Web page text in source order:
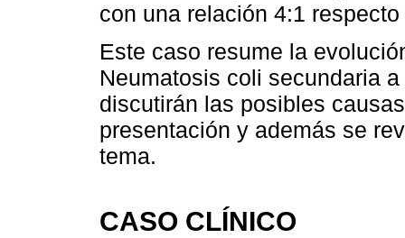
con una relación 4:1
Este caso resume la
Neumatosis coli secundaria
discutirán las posibles
presentación y además se
tema.
CASO CLÍNICO